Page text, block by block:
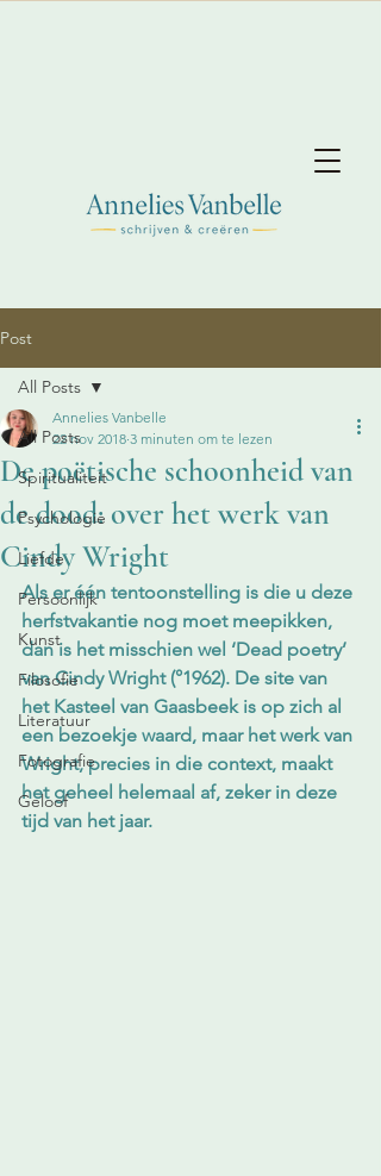
Post
All Posts
Spiritualiteit
Psychologie
Liefde
Persoonlijk
Kunst
Filosofie
Literatuur
Fotografie
Geloof
All Posts
De poëtische schoonheid van
de dood: over het werk van
Cindy Wright
Annelies Vanbelle
22 nov 2018 3 minuten om te lezen
Als er één tentoonstelling is die u deze
herfstvakantie nog moet meepikken,
dan is het misschien wel ‘Dead poetry’
van Cindy Wright (°1962). De site van
het Kasteel van Gaasbeek is op zich al
een bezoekje waard, maar het werk van
Wright, precies in die context, maakt
het geheel helemaal af, zeker in deze
tijd van het jaar.